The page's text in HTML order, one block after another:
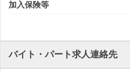
加入保険等
バイト・パート求人連絡先